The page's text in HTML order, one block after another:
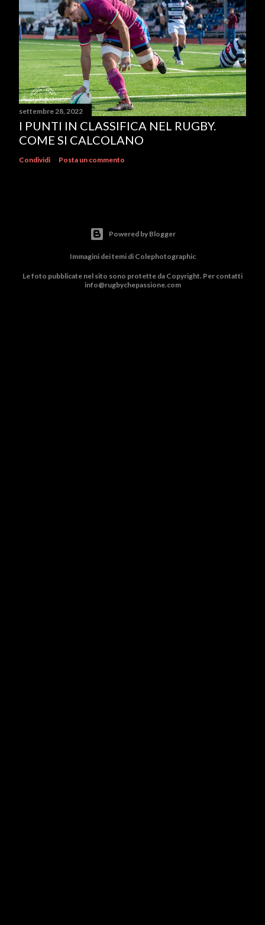
settembre 28, 2022
I PUNTI IN CLASSIFICA NEL RUGBY.
COME SI CALCOLANO
Condividi Posta un commento
Powered by Blogger
Immagini dei temi di Colephotographic
Le foto pubblicate nel sito sono protette da Copyright. Per contatti
info@rugbychepassione.com